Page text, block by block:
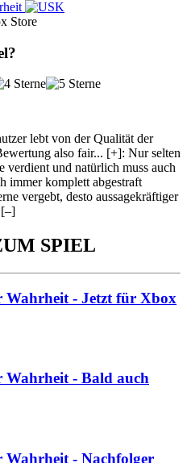
Store
lebt von der Qualität der
also fair... [+]: Nur selten
verdient und natürlich muss auch
immer komplett abgestraft
vergebt, desto aussagekräftiger
[–]
SPIEL
Wahrheit - Jetzt für Xbox
Wahrheit - Bald auch
Wahrheit - Nachfolger